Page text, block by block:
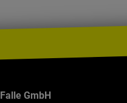
Falle GmbH